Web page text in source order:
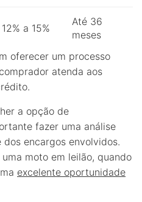
12% a 15%
Até 36
meses
oferecer um processo
atenda aos
a opção de
fazer uma análise
encargos envolvidos.
moto em leilão, quando
excelente oportunidade